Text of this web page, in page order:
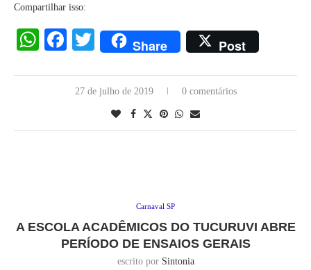
Compartilhar isso:
WhatsApp
Facebook
Twitter
Share Post
27 de julho de 2019 0 comentários
Carnaval SP
A ESCOLA ACADÊMICOS DO TUCURUVI ABRE
PERÍODO DE ENSAIOS GERAIS
escrito por Sintonia